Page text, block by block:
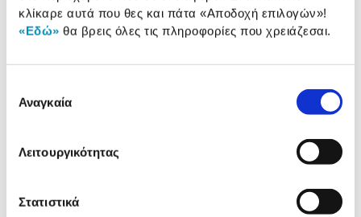
κλίκαρε αυτά που θες και πάτα «Αποδοχή επιλογών»!
«Εδώ» θα βρεις όλες τις πληροφορίες που χρειάζεσαι.
συγκατάθεσης
Αναγκαία
Λειτουργικότητας
Στατιστικά
Αξιολογήσεις
Αξιολογήσεις
Δες τι κλίκαραν όσοι είδαν το ίδιο
προϊόν με εσένα!